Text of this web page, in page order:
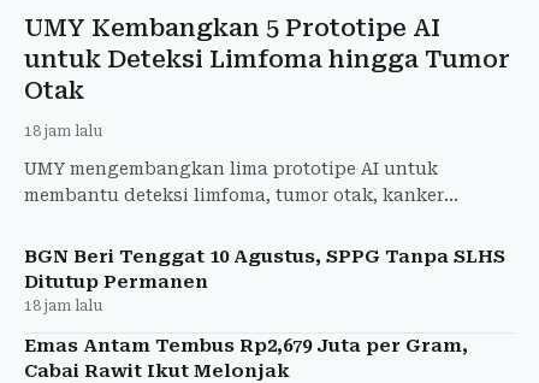
UMY Kembangkan 5 Prototipe AI
untuk Deteksi Limfoma hingga Tumor
Otak
18 jam lalu
UMY mengembangkan lima prototipe AI untuk
membantu deteksi limfoma, tumor otak, kanker
BGN Beri Tenggat 10 Agustus, SPPG Tanpa SLHS
Ditutup Permanen
18 jam lalu
Emas Antam Tembus Rp2,679 Juta per Gram,
Cabai Rawit Ikut Melonjak